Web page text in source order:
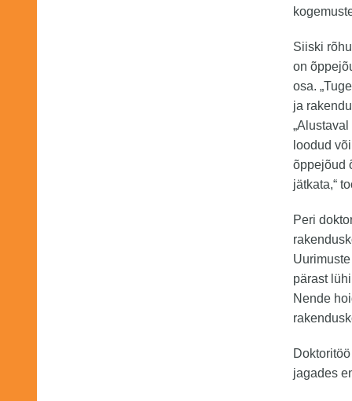
Siiski
on
osa.
ja
loodud
õppejõud
jätkata,“
Peri
pärast
Nende
jagades